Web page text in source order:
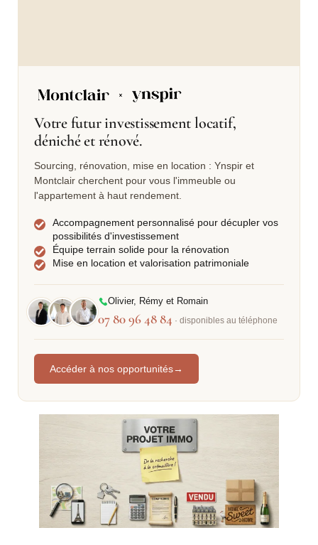
Votre futur investissement locatif,
déniché et rénové.
Sourcing, rénovation, mise en location : Ynspir et
Montclair cherchent pour vous l'immeuble ou
l'appartement à haut rendement.
Accompagnement personnalisé pour décupler vos
possibilités d'investissement
Équipe terrain solide pour la rénovation
Mise en location et valorisation patrimoniale
Olivier, Rémy et Romain
07 80 96 48 84 · disponibles au téléphone
Accéder à nos opportunités→